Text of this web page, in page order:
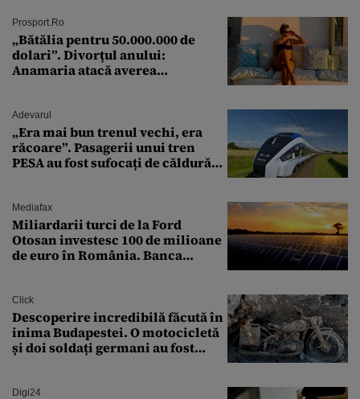
Prosport.ro
„Bătălia pentru 50.000.000 de
dolari”. Divorțul anului:
Anamaria atacă averea
Adevarul
„Era mai bun trenul vechi, era
răcoare”. Pasagerii unui tren
PESA au fost sufocați de căldură
Mediafax
Miliardarii turci de la Ford
Otosan investesc 100 de milioane
de euro în România. Banca
Click
Descoperire incredibilă făcută în
inima Budapestei. O motocicletă
și doi soldați germani au fost
Digi24